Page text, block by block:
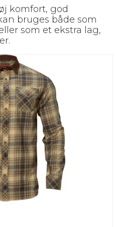
komfort, god
bruges både som
som et ekstra lag,